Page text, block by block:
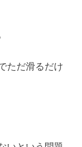
ただ滑るだけ